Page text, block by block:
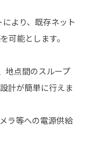
より、既存ネット
可能とします。
地点間のスループ
計が簡単に行えま
ラ等への電源供給